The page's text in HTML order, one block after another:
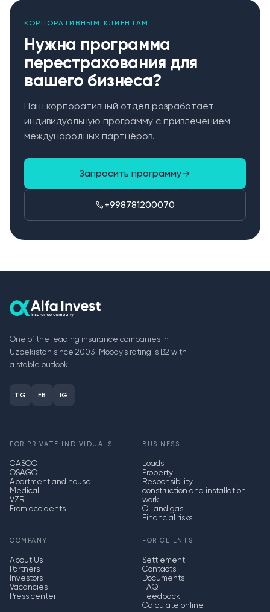
КОРПОРАТИВНЫМ КЛИЕНТАМ
Нужна программа
перестрахования для
вашего бизнеса?
Наш корпоративный отдел разработает
индивидуальную программу с привлечением
международных партнёров.
Запросить программу
+998781200070
One of the leading insurance companies in
Uzbekistan since 2003. Moody's rating is B2 with
a stable outlook.
TG FB IG
FOR PRIVATE INDIVIDUALS
CASCO
OSAGO
Apartment and house
Medical
VZR
From accidents
BUSINESS
Loads
Property
Responsibility
construction and installation
work
Oil and gas
Financial risks
COMPANY
About Us
Partners
Investors
Vacancies
Press center
FOR CLIENTS
Settlement
Contacts
Documents
FAQ
Feedback
Calculate online